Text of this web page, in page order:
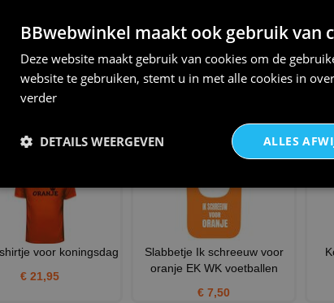
voor Koningsdag
€ 21,95
voor koningsdag
€ 21,95
Slabbetje Ik schreeuw voor
oranje EK WK voetballen
€ 7,50
BBwebwinkel maakt ook gebruik van
Deze website maakt gebruik van cookies om de
website te gebruiken, stemt u in met alle cookies in
verder
ALLES
DETAILS WEERGEVEN